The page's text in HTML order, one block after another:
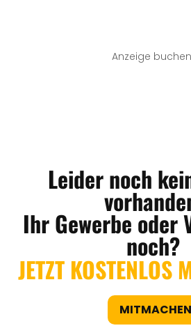
Anzeige
Leider noch
Ihr Gewerbe oder
noch?
JETZT KOSTENLOS
MITMACHEN